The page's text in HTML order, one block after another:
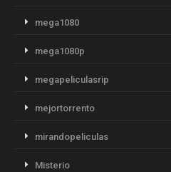
mega1080
mega1080p
megapeliculasrip
mejortorrento
mirandopeliculas
Misterio